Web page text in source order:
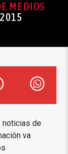
MEDIOS
noticias de
va